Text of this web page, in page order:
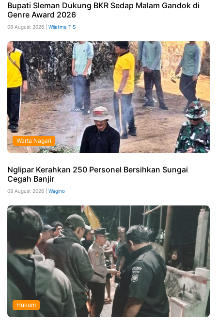
Bupati Sleman Dukung BKR Sedap Malam Gandok di
Genre Award 2026
08 August 2026 | Wijatma T S
Warta Nagari
Nglipar Kerahkan 250 Personel Bersihkan Sungai
Cegah Banjir
08 August 2026 | Wagino
Hukum